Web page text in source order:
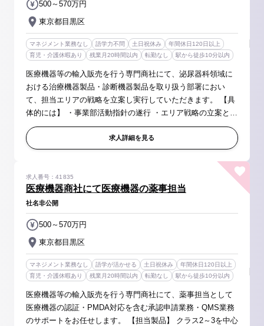
東京都目黒区
500～570万円
マネジメント業務なし 語学力不問 土日祝休み
年間休日120日以上
育児・介護休暇あり
残業月20時間以内 転勤なし 駅から徒歩10分以内
医療機器等の輸入販売を行う専門商社にて、泌尿器科領域に
おける治療機器製品・診断機器製品を取り扱う部署におい
て、担当エリアの戦略を立案し実行していただきます。 【具
体的には】 ・事業部活動指針の遂行 ・エリア戦略の立案と実
行 ・KOLマネジメント ・販売代理店マネジメント ・会社と
して行う学会/セミ...
求人詳細を見る
医療機器商社にて医療機器の薬事担当
求人番号：41835
社名非公開
東京都目黒区
500～570万円
マネジメント業務なし 語学が活かせる 土日祝休み
年間休日120日以上
育児・介護休暇あり
残業月20時間以内 転勤なし 駅から徒歩10分以内
医療機器等の輸入販売を行う専門商社にて、薬事担当として
医療機器の認証・PMDA対応を含む承認申請業務・QMS業務
のサポートをお任せします。 【担当製品】 クラス2～3を中心